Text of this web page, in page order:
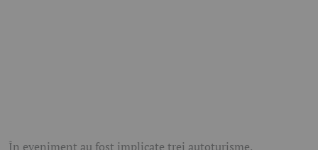
În eveniment au fost implicate trei autoturisme.